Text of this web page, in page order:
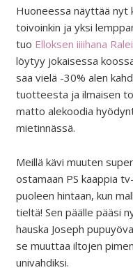
Huoneessa näyttää nyt
toivoinkin ja yksi
tuo Elloksen iiiihana
löytyy jokaisessa
saa vielä -30% alen
tuotteesta ja ilmaisen
matto alekoodia
mietinnässä.
Meillä kävi muuten
ostamaan PS kaappia
puoleen hintaan, kun
tieltä! Sen päälle pääsi
hauska Joseph
se muuttaa iltojen
univahdiksi.